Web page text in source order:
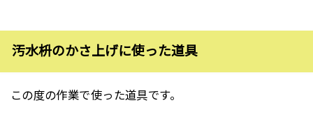
汚水枡のかさ上げに使った道具
この度の作業で使った道具です。